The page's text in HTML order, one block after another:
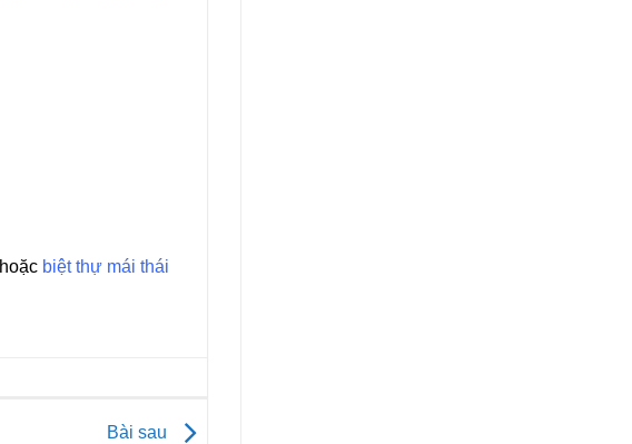
hoặc biệt thự mái thái
Bài sau